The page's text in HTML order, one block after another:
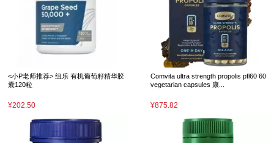
<小P老师推荐> 纽乐 有机葡萄籽精华胶
囊120粒
¥202.50
Comvita ultra strength propolis pfl60 60
vegetarian capsules 康...
¥875.82